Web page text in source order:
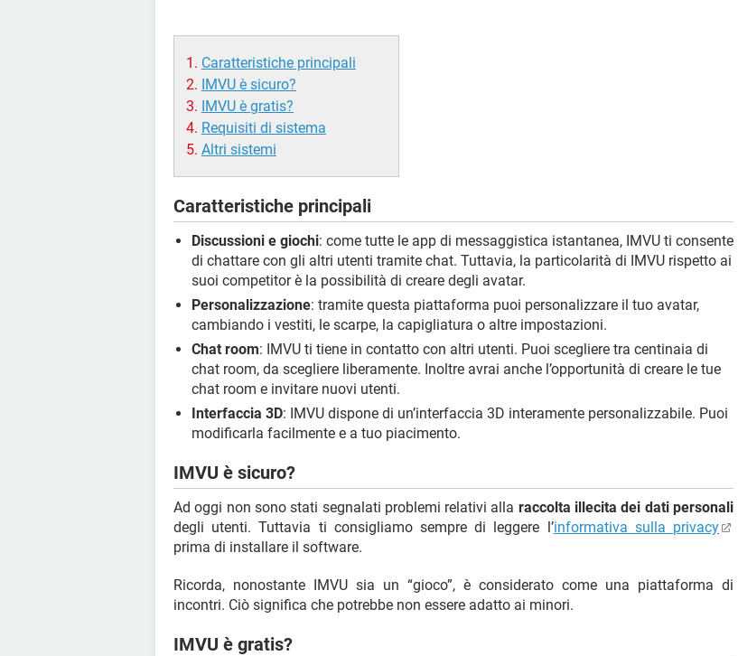
Caratteristiche principali
IMVU è sicuro?
IMVU è gratis?
Requisiti di sistema
Altri sistemi
Caratteristiche principali
Discussioni e giochi: come tutte le app di messaggistica istantanea, IMVU ti consente
di chattare con gli altri utenti tramite chat. Tuttavia, la particolarità di IMVU rispetto ai
suoi competitor è la possibilità di creare degli avatar.
Personalizzazione: tramite questa piattaforma puoi personalizzare il tuo avatar,
cambiando i vestiti, le scarpe, la capigliatura o altre impostazioni.
Chat room: IMVU ti tiene in contatto con altri utenti. Puoi scegliere tra centinaia di
chat room, da scegliere liberamente. Inoltre avrai anche l’opportunità di creare le tue
chat room e invitare nuovi utenti.
Interfaccia 3D: IMVU dispone di un’interfaccia 3D interamente personalizzabile. Puoi
modificarla facilmente e a tuo piacimento.
IMVU è sicuro?
Ad oggi non sono stati segnalati problemi relativi alla raccolta illecita dei dati personali
degli utenti. Tuttavia ti consigliamo sempre di leggere l’informativa sulla privacy
prima di installare il software.
Ricorda, nonostante IMVU sia un “gioco”, è considerato come una piattaforma di
incontri. Ciò significa che potrebbe non essere adatto ai minori.
IMVU è gratis?